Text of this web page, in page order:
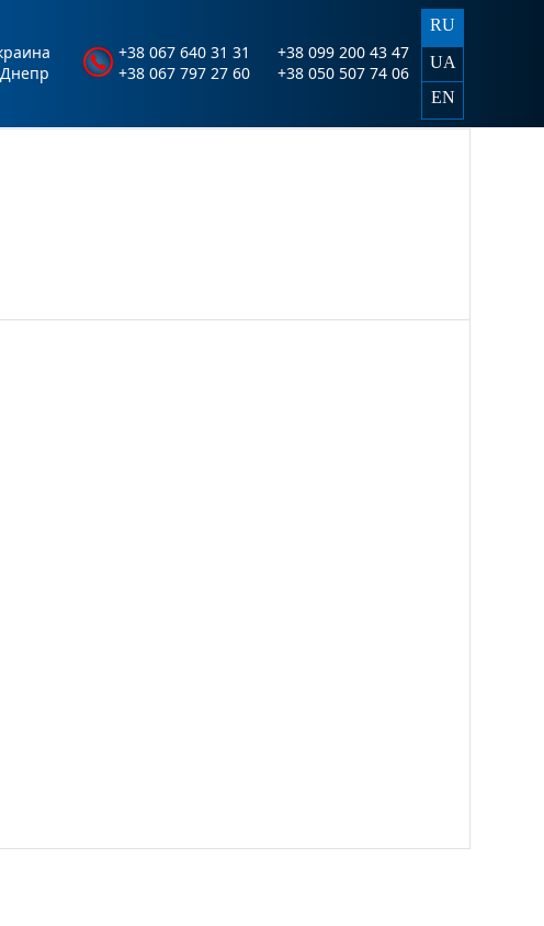
Днепр
+38 067 640 31 31
+38 067 797 27 60
+38 099 200 43 47
+38 050 507 74 06
RU
UA
EN